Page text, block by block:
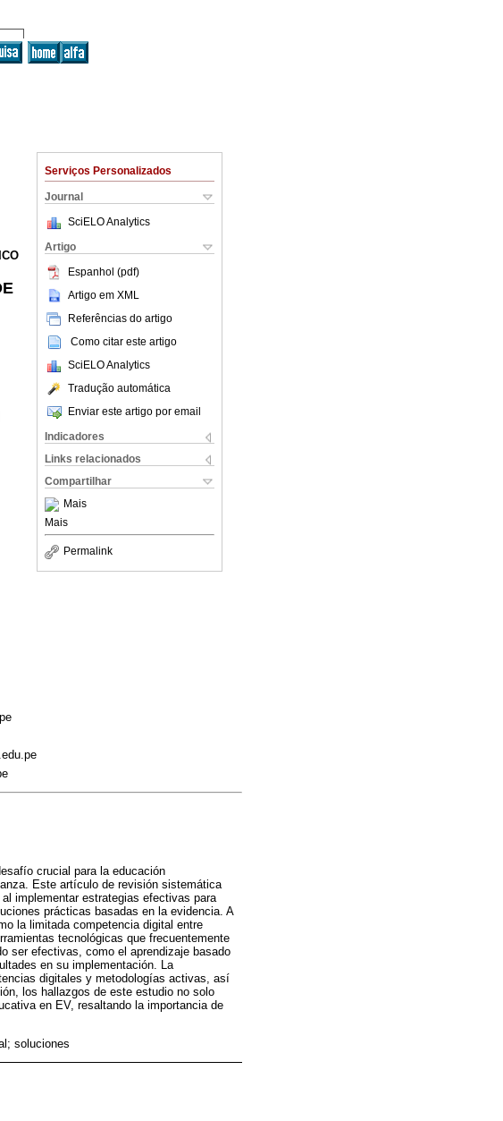
Serviços Personalizados
Journal
SciELO Analytics
Artigo
Espanhol (pdf)
Artigo em XML
Referências do artigo
Como citar este artigo
SciELO Analytics
Tradução automática
Enviar este artigo por email
Indicadores
Links relacionados
Compartilhar
Mais
Mais
Permalink
crucial para la educación
Este artículo de revisión sistemática
implementar estrategias efectivas para
prácticas basadas en la evidencia. A
la limitada competencia digital entre
tecnológicas que frecuentemente
ser efectivas, como el aprendizaje basado
en su implementación. La
digitales y metodologías activas, así
los hallazgos de este estudio no solo
en EV, resaltando la importancia de
soluciones